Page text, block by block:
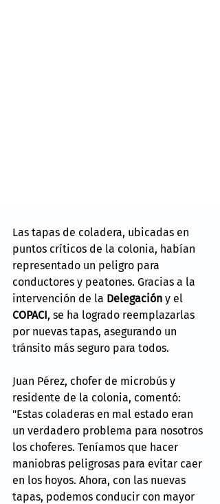
Las tapas de coladera, ubicadas en
puntos críticos de la colonia, habían
representado un peligro para
conductores y peatones. Gracias a la
intervención de la Delegación y el
COPACI, se ha logrado reemplazarlas
por nuevas tapas, asegurando un
tránsito más seguro para todos.
Juan Pérez, chofer de microbús y
residente de la colonia, comentó:
"Estas coladeras en mal estado eran
un verdadero problema para nosotros
los choferes. Teníamos que hacer
maniobras peligrosas para evitar caer
en los hoyos. Ahora, con las nuevas
tapas, podemos conducir con mayor